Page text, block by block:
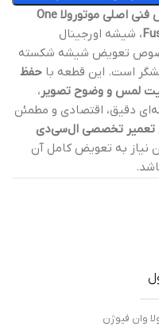
گلس فنی اصلی موتورولا One
، شیشه اورجینال
تعویض شیشه شکسته
است. این قطعه با حفظ
لمس و وضوح تصویر ،
دقیق، اقتصادی و مطمئن
تعمیر تخصصی ال‌سی‌دی
نیاز به تعویض کامل آن
وان فیوژن